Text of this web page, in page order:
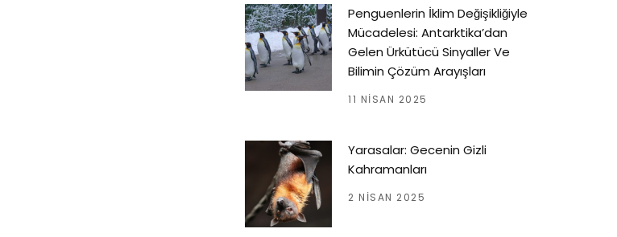
Penguenlerin İklim Değişikliğiyle
Mücadelesi: Antarktika’dan
Gelen Ürkütücü Sinyaller Ve
Bilimin Çözüm Arayışları
11 NISAN 2025
Yarasalar: Gecenin Gizli
Kahramanları
2 NISAN 2025